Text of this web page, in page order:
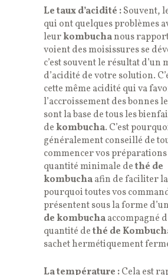
Le taux d’acidité :Souvent,
qui ont quelques problèmes
leurkombuchanous
voient des moisissures se
c’est souvent le résultat d’un
d’acidité de votre solution.
cette même acidité qui va
l’accroissement des bonnes
sont la base de tous les
de kombucha. C’est
généralement conseillé de
commencer vos préparations
quantité minimale dethé de
kombuchaafin de faciliter la
pourquoi toutes vos
présentent sous la forme
de kombuchaaccompagné
quantité dethé de
sachet hermétiquement
La température :Cela est